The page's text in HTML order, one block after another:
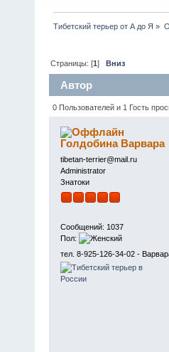
Тибетский терьер от А до Я »
Страницы: [1]Вниз
Автор
(Прочитано 4270 раз)
0 Пользователей и 1 Гость
Голдобина Варвара
tibetan-terrier@mail.ru
Administrator
Знатоки
Сообщений: 1037
Пол:
тел. 8-925-126-34-02 -